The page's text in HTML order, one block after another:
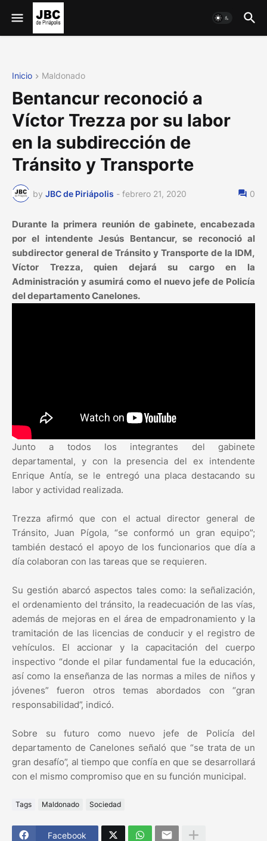
Inicio Maldonado
Bentancur reconoció a
Víctor Trezza por su labor
en la subdirección de
Tránsito y Transporte
by JBC de Piriápolis - febrero 21, 2020 0
Durante la primera reunión de gabinete, encabezada
por el intendente Jesús Bentancur, se reconoció al
subdirector general de Tránsito y Transporte de la IDM,
Víctor Trezza, quien dejará su cargo en la
Administración y asumirá como el nuevo jefe de Policía
del departamento Canelones.
Junto a todos los integrantes del gabinete
departamental, y con la presencia del ex intendente
Enrique Antía, se le entregó una placa destacando su
labor y actividad realizada.
Trezza afirmó que con el actual director general de
Tránsito, Juan Pígola, “se conformó un gran equipo”;
también destacó el apoyo de los funcionarios que día a
día colaboran con las tareas que se requieren.
Su gestión abarcó aspectos tales como: la señalización,
el ordenamiento del tránsito, la readecuación de las vías,
además de mejoras en el área de empadronamiento y la
tramitación de las licencias de conducir y el registro de
vehículos. El accionar y la capacitación del cuerpo
inspectivo “donde el pilar fundamental fue la educación,
así como la enseñanza de las normas a miles de niños y
jóvenes” fueron otros temas abordados con “gran
responsabilidad”, indicó.
Sobre su futuro como nuevo jefe de Policía del
departamento de Canelones señaló que “se trata de un
gran desafío”, al tiempo que confía en que se desarrollará
con el mismo compromiso que en su función municipal.
Tags Maldonado Sociedad
Facebook